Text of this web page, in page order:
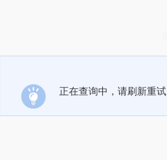
正在查询中，请刷新重试